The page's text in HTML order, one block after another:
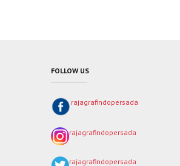
FOLLOW US
rajagrafindopersada
rajagrafindopersada
rajagrafindopersada